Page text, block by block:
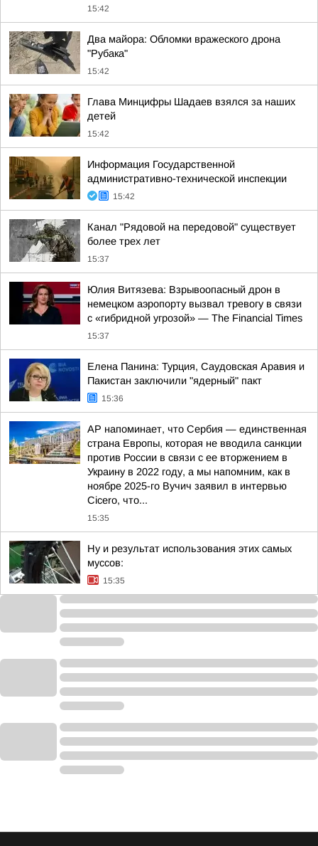
15:42
Два майора: Обломки вражеского дрона
"Рубака"
15:42
Глава Минцифры Шадаев взялся за наших
детей
15:42
Информация Государственной
административно-технической инспекции
15:42
Канал "Рядовой на передовой" существует
более трех лет
15:37
Юлия Витязева: Взрывоопасный дрон в
немецком аэропорту вызвал тревогу в связи
с «гибридной угрозой» — The Financial Times
15:37
Елена Панина: Турция, Саудовская Аравия и
Пакистан заключили "ядерный" пакт
15:36
АР напоминает, что Сербия — единственная
страна Европы, которая не вводила санкции
против России в связи с ее вторжением в
Украину в 2022 году, а мы напомним, как в
ноябре 2025-го Вучич заявил в интервью
Cicero, что...
15:35
Ну и результат использования этих самых
муссов:
15:35